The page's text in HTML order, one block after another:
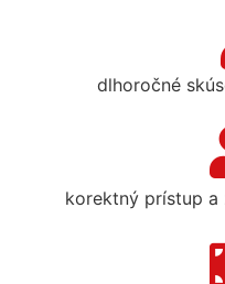
dlhoročné
korektný prístup